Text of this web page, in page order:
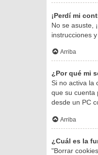
¡Perdí mi
No se asuste,
instrucciones
Arriba
¿Por qué mi
Si no activa la
que su cuenta
desde un PC
Arriba
¿Cuál es la
"Borrar